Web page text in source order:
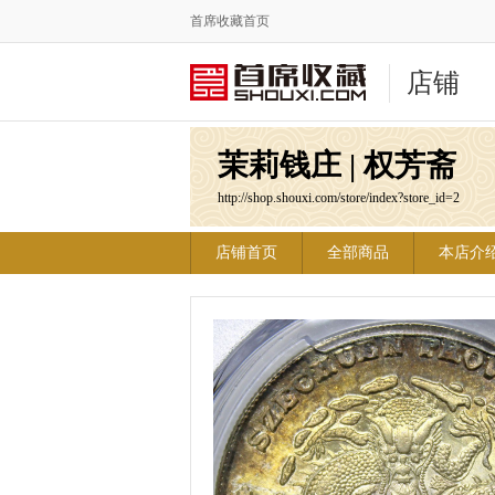
首席收藏首页
店铺
茉莉钱庄 | 权芳斋
http://shop.shouxi.com/store/index?store_id=2
店铺首页 全部商品 本店介